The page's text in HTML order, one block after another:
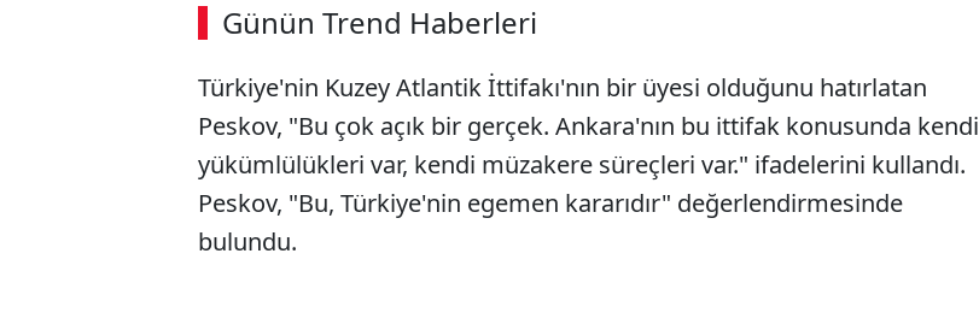
Günün Trend Haberleri
Türkiye'nin Kuzey Atlantik İttifakı'nın bir üyesi olduğunu hatırlatan
Peskov, "Bu çok açık bir gerçek. Ankara'nın bu ittifak konusunda kendi
yükümlülükleri var, kendi müzakere süreçleri var." ifadelerini kullandı.
Peskov, "Bu, Türkiye'nin egemen kararıdır" değerlendirmesinde
bulundu.